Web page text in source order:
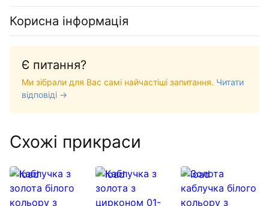
Корисна інформація
Є питання?
Ми зібрали для Вас самі найчастіші запитання. Читати
відповіді →
Схожі прикраси